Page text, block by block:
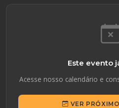
Este evento
Acesse nosso calendário e
VER